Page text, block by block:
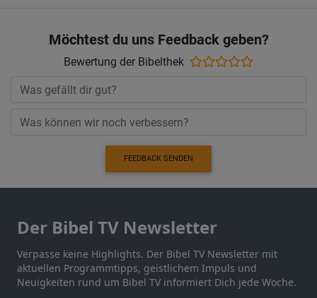
Möchtest du uns Feedback geben?
Bewertung der Bibelthek
FEEDBACK SENDEN
Der Bibel TV Newsletter
Verpasse keine Highlights. Der Bibel TV Newsletter mit
aktuellen Programmtipps, geistlichem Impuls und
Neuigkeiten rund um Bibel TV informiert Dich jede Woche.